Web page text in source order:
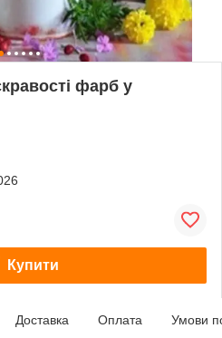
фарб у
Купити
Доставка Оплата Умови